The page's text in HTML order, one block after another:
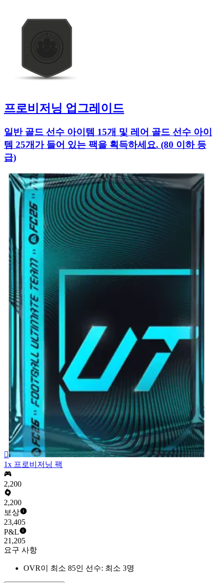
프로비저닝 업그레이드
일반 골드 선수 아이템 15개 및 레어 골드 선수 아이
템 25개가 들어 있는 팩을 획득하세요. (80 이하 등
급)

1x 프로비저닝 팩
2,200
2,200
보상
23,405
P&L
21,205
요구 사항
OVR이 최소 85인 선수: 최소 3명